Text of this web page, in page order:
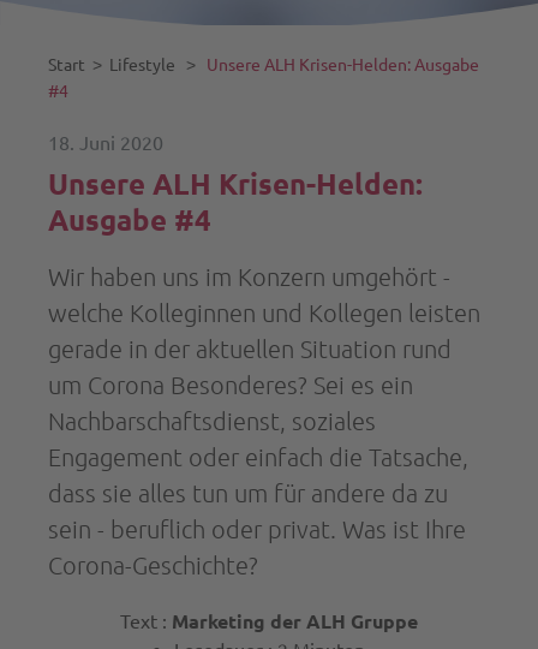
Start ˃ Lifestyle ˃ Unsere ALH Krisen-Helden: Ausgabe
#4
18. Juni 2020
Unsere ALH Krisen-Helden:
Ausgabe #4
Wir haben uns im Konzern umgehört -
welche Kolleginnen und Kollegen leisten
gerade in der aktuellen Situation rund
um Corona Besonderes? Sei es ein
Nachbarschaftsdienst, soziales
Engagement oder einfach die Tatsache,
dass sie alles tun um für andere da zu
sein - beruflich oder privat. Was ist Ihre
Corona-Geschichte?
Text : Marketing der ALH Gruppe